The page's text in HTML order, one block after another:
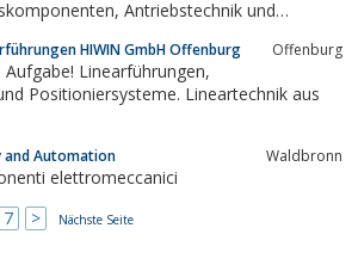
universelle und branchenunabhängige
HIWIN GmbH Offenburg Offenburg
Linearführungen,
Positioniersysteme. Lineartechnik aus
and Automation Waldbronn
elettromeccanici
7 > Nächste Seite